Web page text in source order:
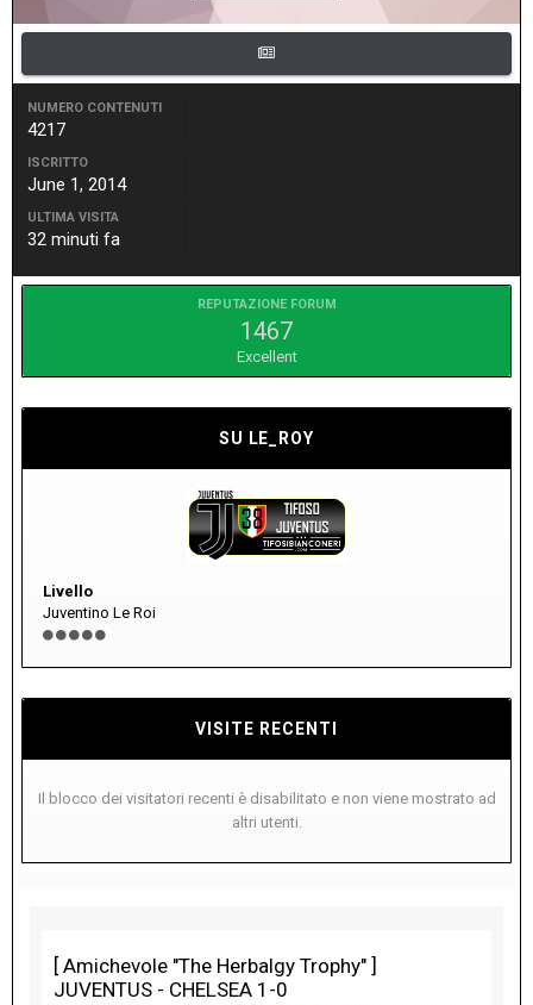
NUMERO CONTENUTI
4217
ISCRITTO
June 1, 2014
ULTIMA VISITA
32 minuti fa
REPUTAZIONE FORUM
1467
Excellent
SU LE_ROY
Livello
Juventino Le Roi
VISITE RECENTI
Il blocco dei visitatori recenti è disabilitato e non viene mostrato ad
altri utenti.
[ Amichevole "The Herbalgy Trophy" ]
JUVENTUS - CHELSEA 1-0